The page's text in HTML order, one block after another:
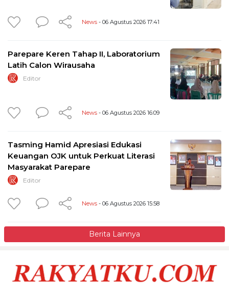
News - 06 Agustus 2026 17:41
Parepare Keren Tahap II, Laboratorium
Latih Calon Wirausaha
Editor
News - 06 Agustus 2026 16:09
Tasming Hamid Apresiasi Edukasi
Keuangan OJK untuk Perkuat Literasi
Masyarakat Parepare
Editor
News - 06 Agustus 2026 15:58
Berita Lainnya